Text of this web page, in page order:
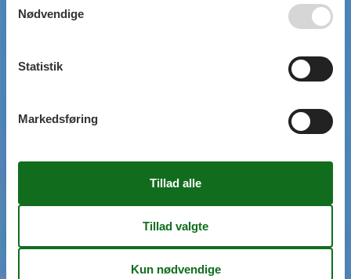
Nødvendige
Statistik
Markedsføring